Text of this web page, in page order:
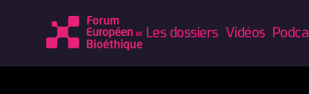
Les dossiers Vidéos